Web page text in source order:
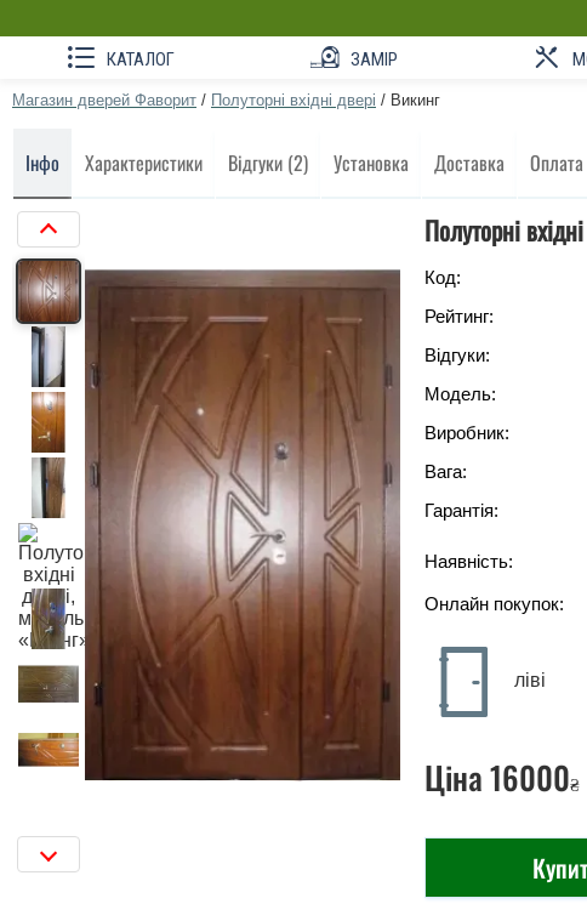
КАТАЛОГ ЗАМІР
Магазин дверей Фаворит / Полуторні вхідні двері / Викинг
Інфо Характеристики Відгуки (2) Установка Доставка Оплата
Полуторні
Код:
Рейтинг:
Відгуки:
Модель:
Виробник:
Вага:
Гарантія:
Наявність:
Онлайн покупок:
ліві
Ціна16000₴